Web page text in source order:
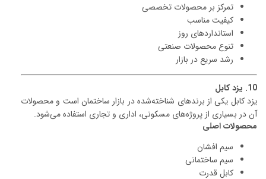
تمرکز بر محصولات تخصصی
کیفیت مناسب
استانداردهای روز
تنوع محصولات صنعتی
رشد سریع در بازار
10. یزد کابل
یزد کابل یکی از برندهای شناخته‌شده در بازار ساختمان است و محصولات
آن در بسیاری از پروژه‌های مسکونی، اداری و تجاری استفاده می‌شود.
محصولات اصلی
سیم افشان
سیم ساختمانی
کابل قدرت